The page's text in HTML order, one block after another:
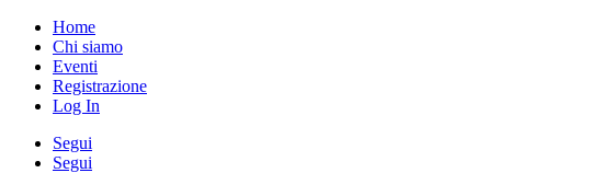
Home
Chi siamo
Eventi
Registrazione
Log In
Segui
Segui